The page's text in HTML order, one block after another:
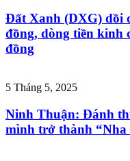
Đất Xanh (DXG) dồi
đồng, dòng tiền kinh
đồng
5 Tháng 5, 2025
Ninh Thuận: Đánh
mình trở thành